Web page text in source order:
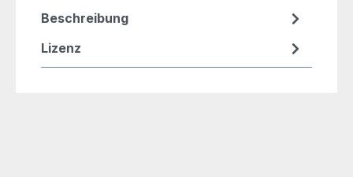
Beschreibung
Lizenz